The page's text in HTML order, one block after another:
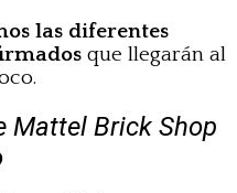
las diferentes
que llegarán al
Mattel Brick Shop